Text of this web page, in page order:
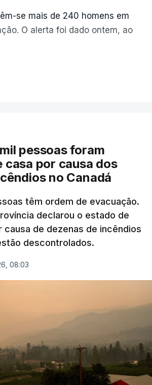
se mais de 240 homens em
O alerta foi dado ontem, ao
pessoas foram
casa por causa dos
no Canadá
têm ordem de evacuação.
declarou o estado de
causa de dezenas de incêndios
descontrolados.
08:03